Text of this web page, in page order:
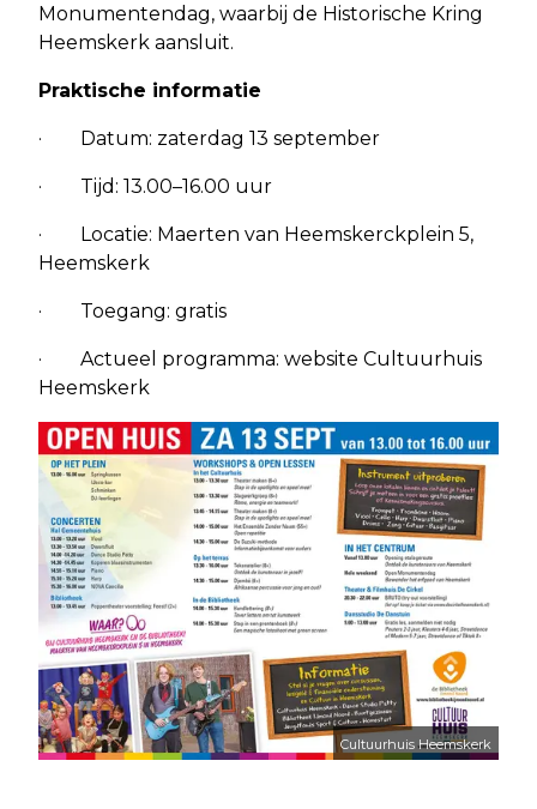
Monumentendag, waarbij de Historische Kring
Heemskerk aansluit.
Praktische informatie
· Datum: zaterdag 13 september
· Tijd: 13.00–16.00 uur
· Locatie: Maerten van Heemskerckplein 5,
Heemskerk
· Toegang: gratis
· Actueel programma: website Cultuurhuis
Heemskerk
Cultuurhuis Heemskerk